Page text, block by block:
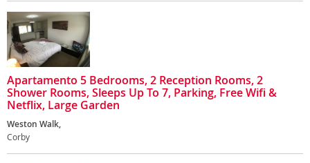
Apartamento 5 Bedrooms, 2 Reception Rooms, 2
Shower Rooms, Sleeps Up To 7, Parking, Free Wifi &
Netflix, Large Garden
Weston Walk,
Corby